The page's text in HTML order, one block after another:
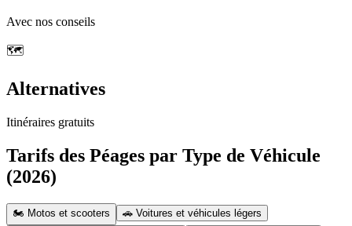
Avec nos conseils
🗺️
Alternatives
Itinéraires gratuits
Tarifs des Péages par Type de Véhicule
(2026)
🏍️ Motos et scooters
🚗 Voitures et véhicules légers